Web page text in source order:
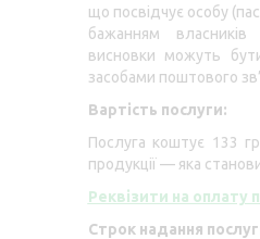
що посвідчує особу
бажанням
висновки можуть
засобами поштового
Вартість послуги:
Послуга коштує 133
продукції — яка
Реквізити на оплату
Строк надання